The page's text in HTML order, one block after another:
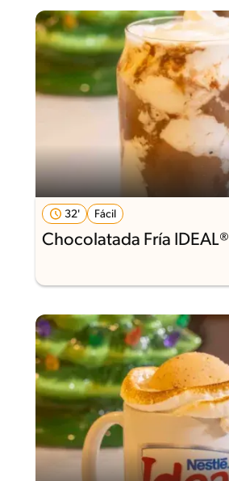
32' Fácil
Chocolatada Fría IDEAL®